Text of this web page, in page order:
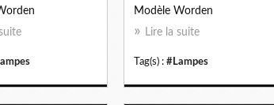
Modèle Worden
Lire la suite
Tag(s) : #Lampes